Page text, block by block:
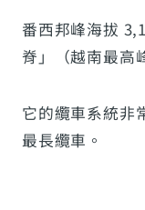
番西邦峰海拔
脊」（越南最高
它的纜車系統非
最長纜車。